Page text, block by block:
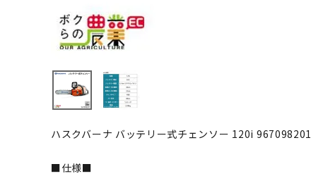
ハスクバーナ バッテリー式チェンソー 120i 967098201
■仕様■